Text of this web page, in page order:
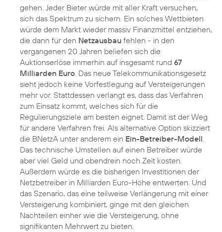
gehen. Jeder Bieter würde mit aller Kraft versuchen,
sich das Spektrum zu sichern. Ein solches Wettbieten
würde dem Markt wieder massiv Finanzmittel entziehen,
die dann für den Netzausbau fehlen - in den
vergangenen 20 Jahren beliefen sich die
Auktionserlöse immerhin auf insgesamt rund 67
Milliarden Euro. Das neue Telekommunikationsgesetz
sieht jedoch keine Vorfestlegung auf Versteigerungen
mehr vor. Stattdessen verlangt es, dass das Verfahren
zum Einsatz kommt, welches sich für die
Regulierungsziele am besten eignet. Damit ist der Weg
für andere Verfahren frei. Als alternative Option skizziert
die BNetzA unter anderem ein Ein-Betreiber-Modell.
Das technische Umstellen auf einen Betreiber würde
aber viel Geld und obendrein noch Zeit kosten.
Außerdem würde es die bisherigen Investitionen der
Netzbetreiber in Milliarden Euro-Höhe entwerten. Und
das Szenario, das eine teilweise Verlängerung mit einer
Versteigerung kombiniert, ginge mit den gleichen
Nachteilen einher wie die Versteigerung, ohne
signifikanten Mehrwert zu bieten.